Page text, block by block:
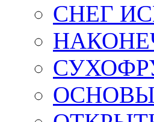
СНЕГ
ОСНОВЫ